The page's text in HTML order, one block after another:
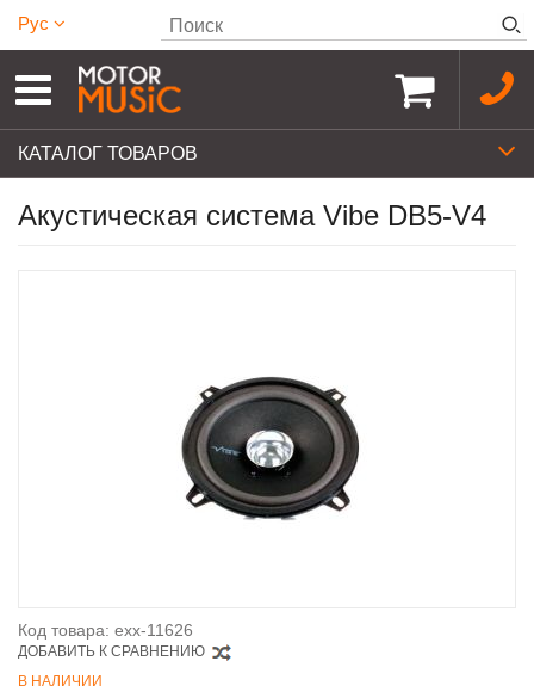
Рус
КАТАЛОГ ТОВАРОВ
Акустическая система Vibe DB5-V4
Код товара: exx-11626
ДОБАВИТЬ К СРАВНЕНИЮ
В НАЛИЧИИ